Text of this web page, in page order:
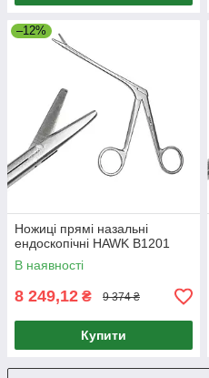
–12%
Ножиці прямі назальні
ендоскопічні HAWK В1201
В наявності
8 249,12 ₴ 9 374 ₴
Купити